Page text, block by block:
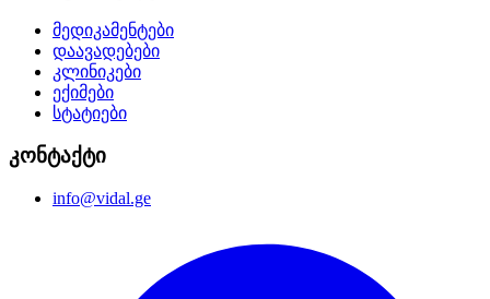
მედიკამენტები
დაავადებები
კლინიკები
ექიმები
სტატიები
კონტაქტი
info@vidal.ge